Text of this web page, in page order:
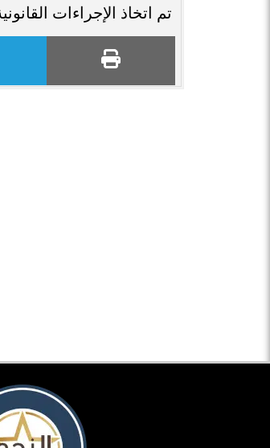
تم اتخاذ الإجراءات